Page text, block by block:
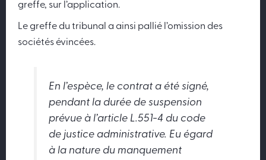
greffe, sur l’application.
Le greffe du tribunal a ainsi pallié l’omission des
sociétés évincées.
En l’espèce, le contrat a été signé,
pendant la durée de suspension
prévue à l’article L.551-4 du code
de justice administrative. Eu égard
à la nature du manquement